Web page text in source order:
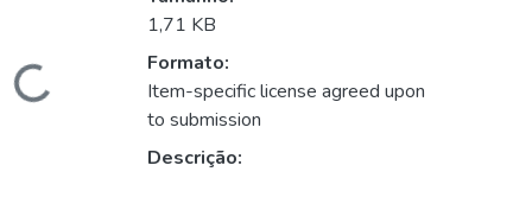
Carregando...
1,71 KB
Formato:
Item-specific license agreed upon
to submission
Descrição: